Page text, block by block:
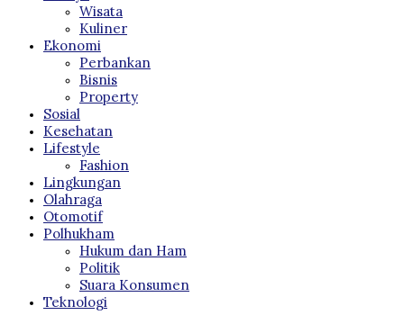
Wisata
Kuliner
Ekonomi
Perbankan
Bisnis
Property
Sosial
Kesehatan
Lifestyle
Fashion
Lingkungan
Olahraga
Otomotif
Polhukham
Hukum dan Ham
Politik
Suara Konsumen
Teknologi